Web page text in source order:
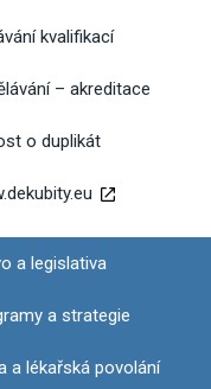
kvalifikací
– akreditace
o duplikát
pro Právo a
a legislativa
pro Programy a
a strategie
pro Věda a
a lékařská povolání